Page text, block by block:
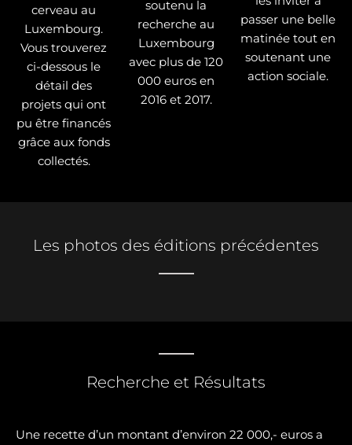
cerveau au
Luxembourg.
Vous trouverez
ci-dessous le
détail des
projets qui ont
pu être financés
grâce aux fonds
collectés.
soutenu la
recherche au
Luxembourg
avec plus de 120
000 euros en
2016 et 2017.
passer une belle
matinée tout en
soutenant une
action sociale.
Les photos des éditions précédentes
Recherche et Résultats
Une recette d’un montant d’environ 22 000,- euros a